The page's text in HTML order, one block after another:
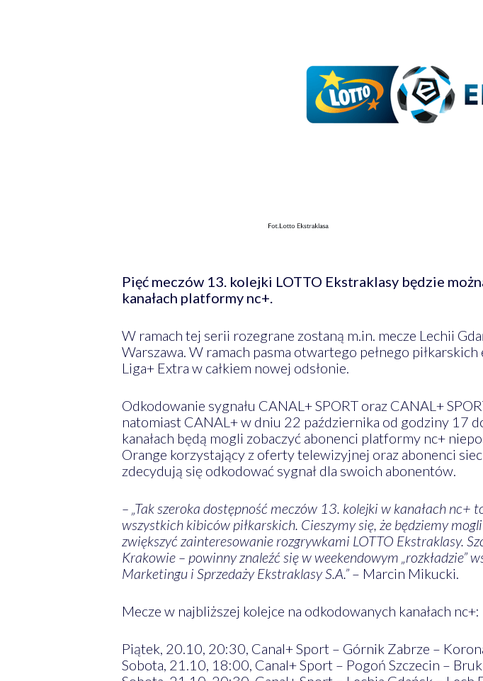
Pięć meczów 13. kolejki LOTTO Ekstraklasy będzie
kanałach platformy nc+.
W ramach tej serii rozegrane zostaną m.in. mecze Lechii
Warszawa. W ramach pasma otwartego pełnego
Liga+ Extra w całkiem nowej odsłonie.
Odkodowanie sygnału CANAL+ SPORT oraz CANAL+
natomiast CANAL+ w dniu 22 października od godziny 17
kanałach będą mogli zobaczyć abonenci platformy nc+
Orange korzystający z oferty telewizyjnej oraz abonenci
zdecydują się odkodować sygnał dla swoich abonentów.
– „Tak szeroka dostępność meczów 13. kolejki w kanałach
wszystkich kibiców piłkarskich. Cieszymy się, że będziemy
zwiększyć zainteresowanie rozgrywkami LOTTO Ekstraklasy.
Krakowie – powinny znaleźć się w weekendowym „rozkładzie”
Marketingu i Sprzedaży Ekstraklasy S.A.”– Marcin Mikucki.
Mecze w najbliższej kolejce na odkodowanych kanałach nc+:
Piątek, 20.10, 20:30, Canal+ Sport – Górnik Zabrze –
Sobota, 21.10, 18:00, Canal+ Sport – Pogoń Szczecin –